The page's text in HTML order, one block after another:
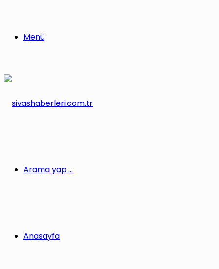
Menü
Arama yap ...
Anasayfa